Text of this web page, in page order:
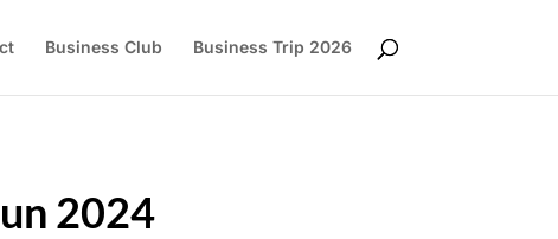
Business Club Business Trip 2026
2024